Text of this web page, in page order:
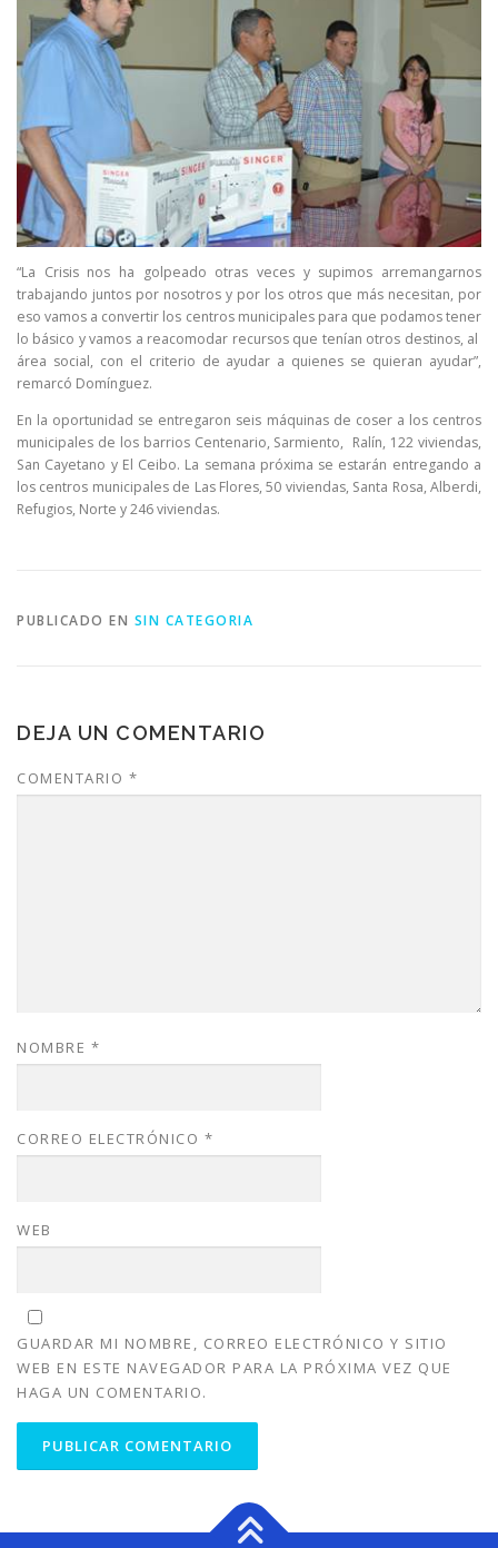
“La Crisis nos ha golpeado otras veces y supimos arremangarnos
trabajando juntos por nosotros y por los otros que más necesitan, por
eso vamos a convertir los centros municipales para que podamos tener
lo básico y vamos a reacomodar recursos que tenían otros destinos, al
área social, con el criterio de ayudar a quienes se quieran ayudar”,
remarcó Domínguez.
En la oportunidad se entregaron seis máquinas de coser a los centros
municipales de los barrios Centenario, Sarmiento, Ralín, 122 viviendas,
San Cayetano y El Ceibo. La semana próxima se estarán entregando a
los centros municipales de Las Flores, 50 viviendas, Santa Rosa, Alberdi,
Refugios, Norte y 246 viviendas.
PUBLICADO EN SIN CATEGORIA
DEJA UN COMENTARIO
COMENTARIO *
NOMBRE *
CORREO ELECTRÓNICO *
WEB
GUARDAR MI NOMBRE, CORREO ELECTRÓNICO Y SITIO
WEB EN ESTE NAVEGADOR PARA LA PRÓXIMA VEZ QUE
HAGA UN COMENTARIO.